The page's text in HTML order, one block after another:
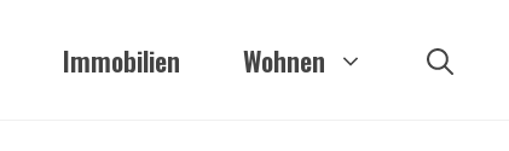
Immobilien Wohnen